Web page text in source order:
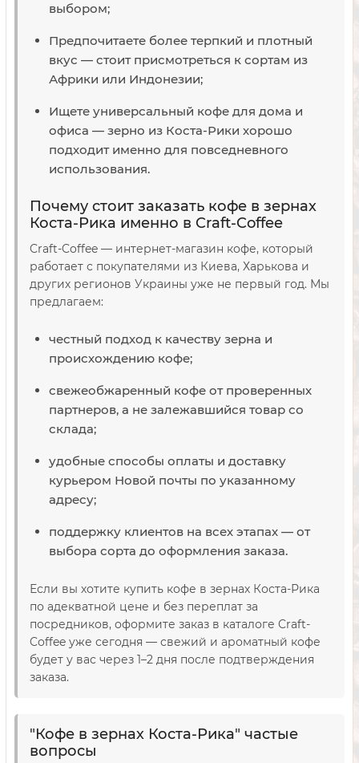
выбором;
Предпочитаете более терпкий и плотный
вкус — стоит присмотреться к сортам из
Африки или Индонезии;
Ищете универсальный кофе для дома и
офиса — зерно из Коста-Рики хорошо
подходит именно для повседневного
использования.
Почему стоит заказать кофе в зернах
Коста-Рика именно в Craft-Coffee
Craft-Coffee — интернет-магазин кофе, который
работает с покупателями из Киева, Харькова и
других регионов Украины уже не первый год. Мы
предлагаем:
честный подход к качеству зерна и
происхождению кофе;
свежеобжаренный кофе от проверенных
партнеров, а не залежавшийся товар со
склада;
удобные способы оплаты и доставку
курьером Новой почты по указанному
адресу;
поддержку клиентов на всех этапах — от
выбора сорта до оформления заказа.
Если вы хотите купить кофе в зернах Коста-Рика
по адекватной цене и без переплат за
посредников, оформите заказ в каталоге Craft-
Coffee уже сегодня — свежий и ароматный кофе
будет у вас через 1–2 дня после подтверждения
заказа.
"Кофе в зернах Коста-Рика" частые
вопросы